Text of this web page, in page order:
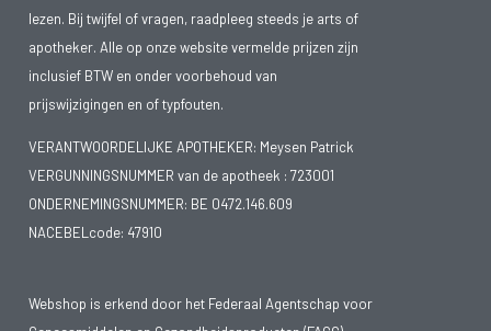
lezen. Bij twijfel of vragen, raadpleeg steeds je arts of
apotheker. Alle op onze website vermelde prijzen zijn
inclusief BTW en onder voorbehoud van
prijswijzigingen en of typfouten.
VERANTWOORDELIJKE APOTHEKER: Meysen Patrick
VERGUNNINGSNUMMER van de apotheek : 723001
ONDERNEMINGSNUMMER: BE 0472.146.609
NACEBELcode: 47910
Webshop is erkend door het Federaal Agentschap voor